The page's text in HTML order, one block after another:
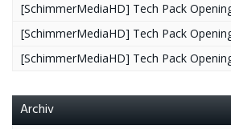
[SchimmerMediaHD] Tech Pack
[SchimmerMediaHD] Tech Pack
[SchimmerMediaHD] Tech Pack
Archiv